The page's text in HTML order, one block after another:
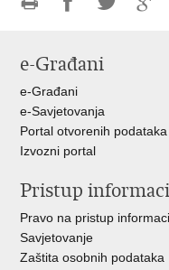
FacebookuTwitteru
e-Građani
e-Građani
e-Savjetovanja
Portal otvorenih podataka
Izvozni portal
Pristup
Pravo na pristup
Savjetovanje
Zaštita osobnih podataka